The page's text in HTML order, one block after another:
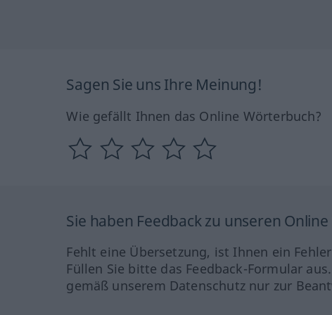
Sagen Sie uns Ihre Meinung!
Wie gefällt Ihnen das Online Wörterbuch?
Sie haben Feedback zu unseren
Fehlt eine Übersetzung, ist Ihnen ein
Füllen Sie bitte das Feedback-Formular
gemäß unserem Datenschutz nur zur